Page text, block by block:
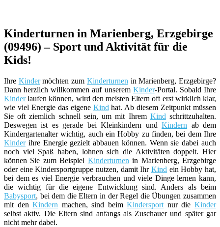
Kinderturnen in Marienberg, Erzgebirge
(09496) – Sport und Aktivität für die
Kids!
Ihre Kindermöchten zum Kinderturnen in Marienberg, Erzgebirge?
Dann herzlich willkommen auf unserem Kinder-Portal. Sobald Ihre
Kinderlaufen können, wird den meisten Eltern oft erst wirklich klar,
wie viel Energie das eigene Kind hat. Ab diesem Zeitpunkt müssen
Sie oft ziemlich schnell sein, um mit Ihrem Kind schrittzuhalten.
Deswegen ist es gerade bei Kleinkindern undKindern ab dem
Kindergartenalter wichtig, auch ein Hobby zu finden, bei dem Ihre
Kinderihre Energie gezielt abbauen können. Wenn sie dabei auch
noch viel Spaß haben, lohnen sich die Aktivitäten doppelt. Hier
können Sie zum Beispiel Kinderturnen in Marienberg, Erzgebirge
oder eine Kindersportgruppe nutzen, damit Ihr Kind ein Hobby hat,
bei dem es viel Energie verbrauchen und viele Dinge lernen kann,
die wichtig für die eigene Entwicklung sind. Anders als beim
Babysport, bei dem die Eltern in der Regel die Übungen zusammen
mit denKindern machen, sind beimKindersport nur dieKinder
selbst aktiv. Die Eltern sind anfangs als Zuschauer und später gar
nicht mehr dabei.